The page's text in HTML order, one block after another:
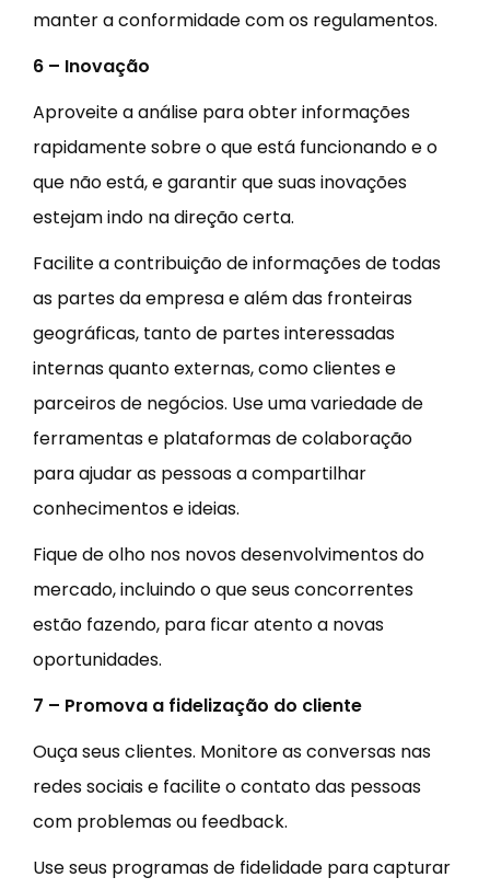
manter a conformidade com os regulamentos.
6 – Inovação
Aproveite a análise para obter informações
rapidamente sobre o que está funcionando e o
que não está, e garantir que suas inovações
estejam indo na direção certa.
Facilite a contribuição de informações de todas
as partes da empresa e além das fronteiras
geográficas, tanto de partes interessadas
internas quanto externas, como clientes e
parceiros de negócios. Use uma variedade de
ferramentas e plataformas de colaboração
para ajudar as pessoas a compartilhar
conhecimentos e ideias.
Fique de olho nos novos desenvolvimentos do
mercado, incluindo o que seus concorrentes
estão fazendo, para ficar atento a novas
oportunidades.
7 – Promova a fidelização do cliente
Ouça seus clientes. Monitore as conversas nas
redes sociais e facilite o contato das pessoas
com problemas ou feedback.
Use seus programas de fidelidade para capturar